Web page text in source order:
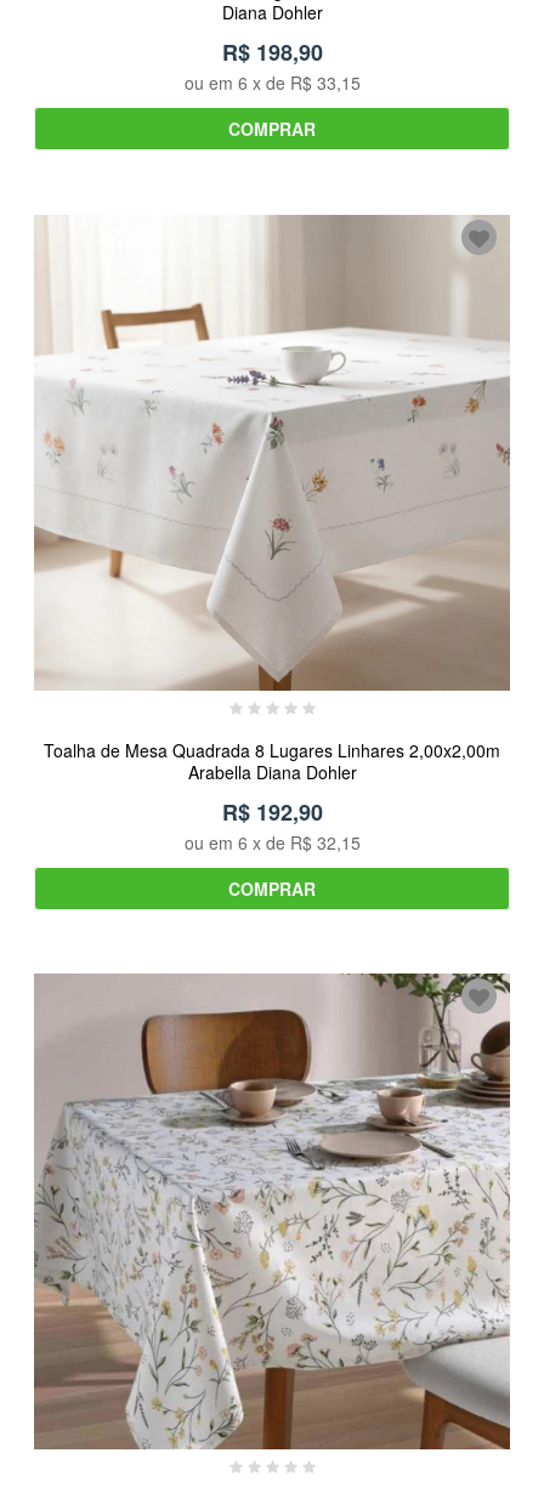
Diana Dohler
R$ 198,90
ou em 6 x de R$ 33,15
COMPRAR
Toalha de Mesa Quadrada 8 Lugares Linhares 2,00x2,00m
Arabella Diana Dohler
R$ 192,90
ou em 6 x de R$ 32,15
COMPRAR